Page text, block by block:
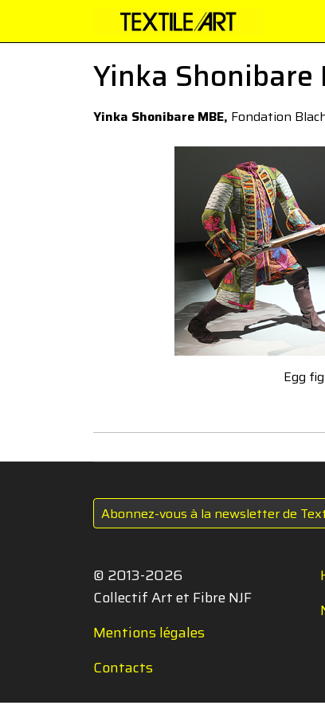
Yinka Shonibare
Yinka Shonibare MBE, Fondation
Egg
Abonnez-vous à la newsletter de
© 2013-2026
Collectif Art et Fibre NJF
Mentions légales
Contacts